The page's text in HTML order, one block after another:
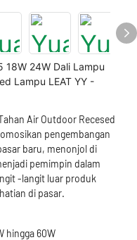
18W 24W Dali Lampu
Lampu LEAT YY -
Air Outdoor Recesed
pengembangan
baru, menonjol di
pemimpin dalam
-langit luar produk
di pasar.
hingga 60W